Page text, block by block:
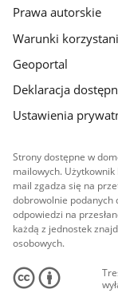
Prawa autorskie
Warunki
Geoportal
Deklaracja
Ustawienia
Strony dostępne w
mailowych.
mail zgadza się na
dobrowolnie podanych
odpowiedzi na
każdą z jednostek
osobowych.